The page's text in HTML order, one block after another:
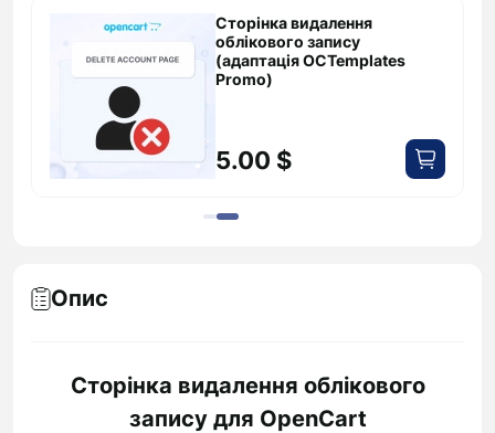
Сторінка видалення
облікового запису
(адаптація OCTemplates
Promo)
5.00 $
Опис
Сторінка видалення облікового
запису для OpenCart